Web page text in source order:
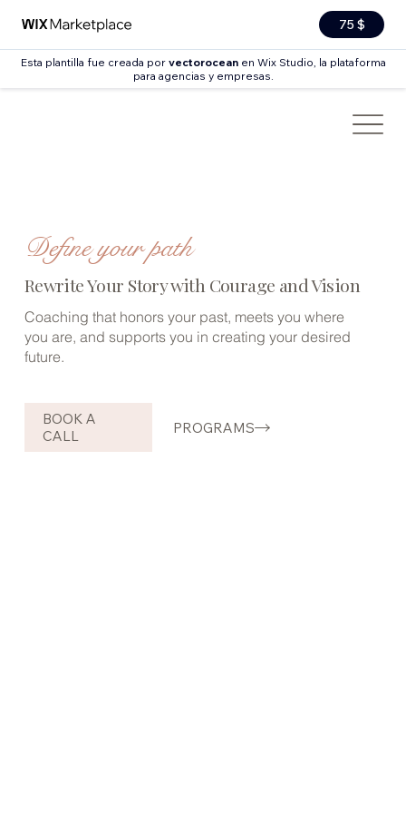
75 $
Esta plantilla fue creada por vectoroceanen Wix Studio, la plataforma
para agencias y empresas.